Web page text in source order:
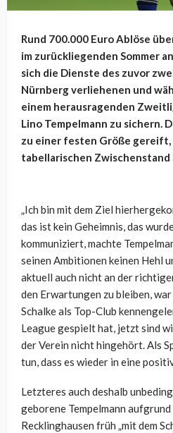
Rund 700.000 Euro Ablöse
im zurückliegenden Sommer
sich die Dienste des zuvor
Nürnberg verliehenen und
einem herausragenden
Lino Tempelmann zu sichern.
zu einer festen Größe
tabellarischen
„Ich bin mit dem Ziel
das ist kein Geheimnis, das
kommuniziert, machte
seinen Ambitionen keinen Hehl
aktuell auch nicht an der
den Erwartungen zu bleiben,
Schalke als Top-Club
League gespielt hat, jetzt sind
der Verein nicht hingehört. Als
tun, dass es wieder in eine
Letzteres auch deshalb
geborene Tempelmann
Recklinghausen früh „mit dem